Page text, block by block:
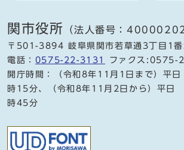
関市役所 （法人番号：
〒501-3894 岐阜県関市若草通3丁目1番
電話： 0575-22-3131
ファクス:0575-
開庁時間：（令和8年11月1日まで）平
時15分、（令和8年11月2日から）平
時45分